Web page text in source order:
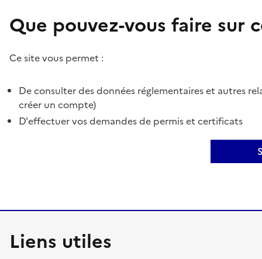
Que pouvez-vous faire sur
Ce site vous permet :
De consulter des données réglementaires et autres
créer un compte)
D'effectuer vos demandes de permis et certificats
Liens utiles